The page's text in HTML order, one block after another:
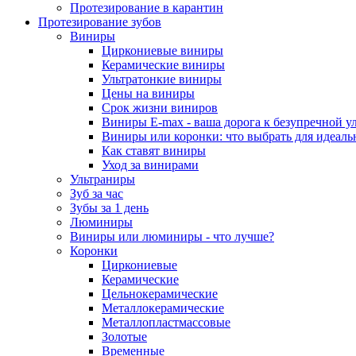
Протезирование в карантин
Протезирование зубов
Виниры
Циркониевые виниры
Керамические виниры
Ультратонкие виниры
Цены на виниры
Срок жизни виниров
Виниры E-max - ваша дорога к безупречной
Виниры или коронки: что выбрать для
Как ставят виниры
Уход за винирами
Ультраниры
Зуб за час
Зубы за 1 день
Люминиры
Виниры или люминиры - что лучше?
Коронки
Циркониевые
Керамические
Цельнокерамические
Металлокерамические
Металлопластмассовые
Золотые
Временные